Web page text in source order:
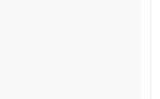
для дачи. Объем небольшой, но
наверное будем заказывать еще